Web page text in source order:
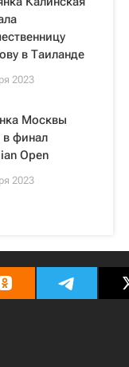
в Таиланде
2023
Москвы
финал
Open
2023